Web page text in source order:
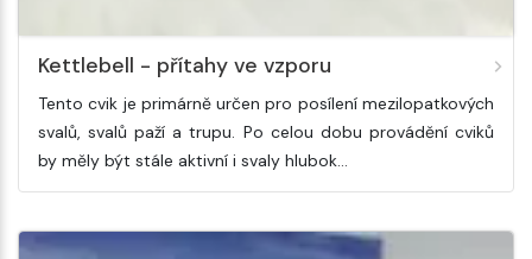
Kettlebell - přítahy ve vzporu
Tento cvik je primárně určen pro posílení mezilopatkových
svalů, svalů paží a trupu. Po celou dobu provádění cviků
by měly být stále aktivní i svaly hlubok…